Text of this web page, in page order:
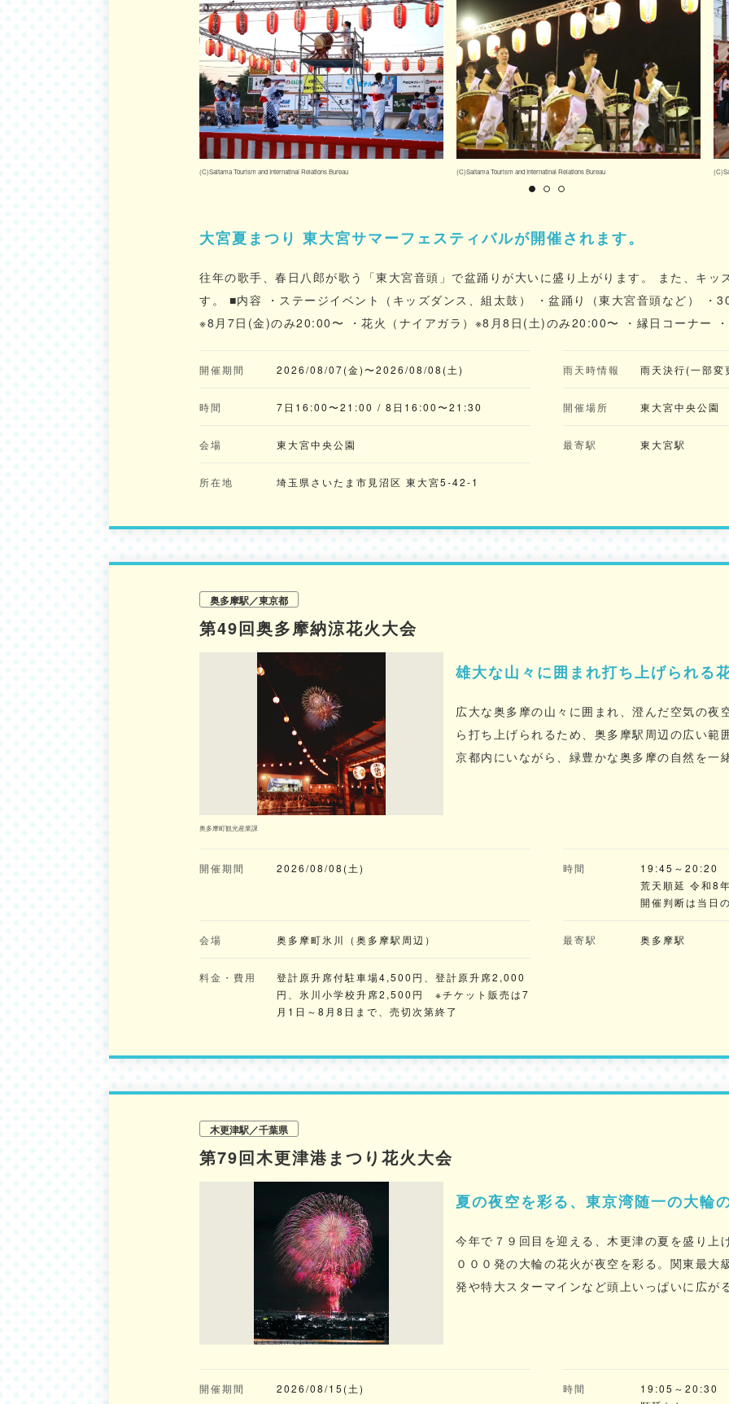
(C)Saitama Tourism and Internatinal Relations Bureau (C)Saitama Tourism and Internatinal Relations Bureau
大宮夏まつり 東大宮サマーフェスティバルが開催されます。
往年の歌手、春日八郎が歌う「東大宮音頭」で盆踊りが大いに盛り上がります。 また、キッ
す。 ■内容 ・ステージイベント（キッズダンス、組太鼓） ・盆踊り（東大宮音頭など） ・30周年記念イベント（予定）
※8月7日(金)のみ20:00〜 ・花火（ナイアガラ）※8月8日(土)のみ20:00〜 ・縁日コーナー
開催期間 2026/08/07(金)〜2026/08/08(土) 雨天時情報 雨天決行(一部変
時間 7日16:00〜21:00 / 8日16:00〜21:30 開催場所 東大宮中央公園
会場 東大宮中央公園 最寄駅 東大宮駅
所在地 埼玉県さいたま市見沼区 東大宮5-42-1
奥多摩駅／東京都
第49回奥多摩納涼花火大会
奥多摩町観光産業課
雄大な山々に囲まれ打ち上げられる
広大な奥多摩の山々に囲まれ、澄んだ空気の夜
ら打ち上げられるため、奥多摩駅周辺の広い範
京都内にいながら、緑豊かな奥多摩の自然を一
開催期間 2026/08/08(土) 時間
19:45～20:20
荒天順延 令和8
開催判断は当日
当日販売はなし
会場 奥多摩町氷川（奥多摩駅周辺） 最寄駅 奥多摩駅
料金・費用
登計原升席付駐車場4,500円、登計原升席2,000
円、氷川小学校升席2,500円 ※チケット販売は7
月1日～8月8日まで、売切次第終了
木更津駅／千葉県
第79回木更津港まつり花火大会
夏の夜空を彩る、東京湾随一の大輪
今年で７９回目を迎える、木更津の夏を盛り上
０００発の大輪の花火が夜空を彩る。関東最大
発や特大スターマインなど頭上いっぱいに広が
開催期間 2026/08/15(土) 時間
19:05～20:30